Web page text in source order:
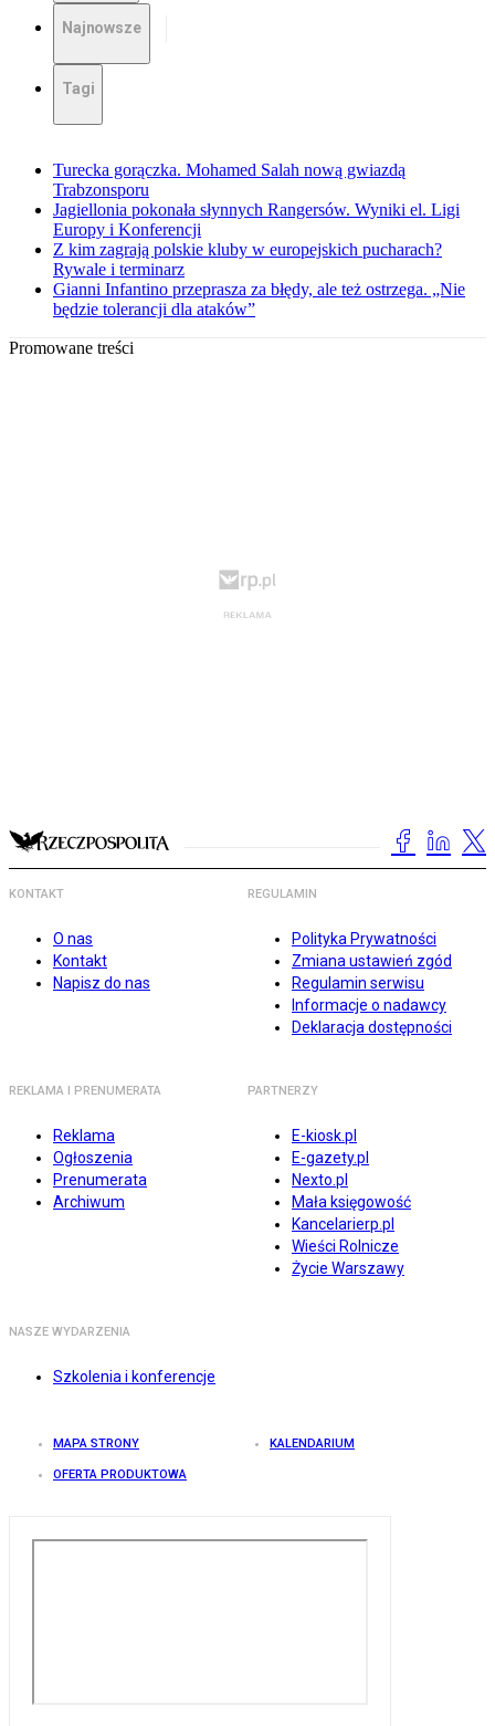
Najnowsze
Tagi
Turecka gorączka. Mohamed Salah nową gwiazdą
Trabzonsporu
Jagiellonia pokonała słynnych Rangersów. Wyniki el. Ligi
Europy i Konferencji
Z kim zagrają polskie kluby w europejskich pucharach?
Rywale i terminarz
Gianni Infantino przeprasza za błędy, ale też ostrzega. „Nie
będzie tolerancji dla ataków”
Promowane treści
KONTAKT
O nas
Kontakt
Napisz do nas
REGULAMIN
Polityka Prywatności
Zmiana ustawień zgód
Regulamin serwisu
Informacje o nadawcy
Deklaracja dostępności
REKLAMA I PRENUMERATA
Reklama
Ogłoszenia
Prenumerata
Archiwum
PARTNERZY
E-kiosk.pl
E-gazety.pl
Nexto.pl
Mała księgowość
Kancelarierp.pl
Wieści Rolnicze
Życie Warszawy
NASZE WYDARZENIA
Szkolenia i konferencje
MAPA STRONY KALENDARIUM
OFERTA PRODUKTOWA